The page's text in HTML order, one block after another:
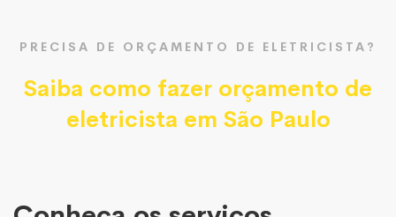
PRECISA DE ORÇAMENTO DE ELETRICISTA?
Saiba como fazer orçamento de
eletricista em São Paulo